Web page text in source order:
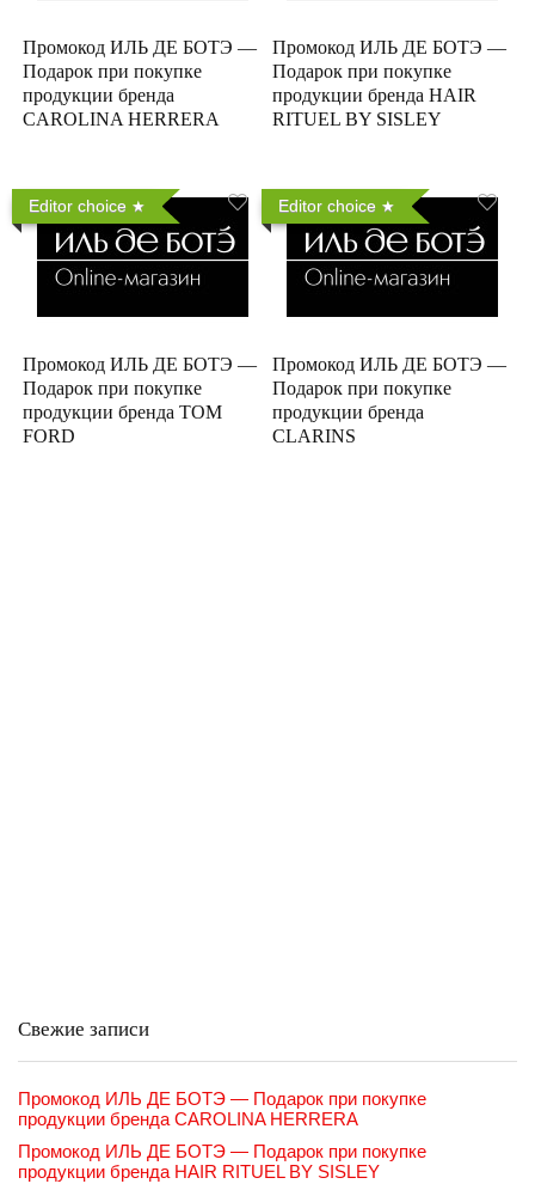
Промокод ИЛЬ ДЕ БОТЭ —
Подарок при покупке
продукции бренда
CAROLINA HERRERA
Промокод ИЛЬ ДЕ БОТЭ —
Подарок при покупке
продукции бренда HAIR
RITUEL BY SISLEY
Editor choice
Промокод ИЛЬ ДЕ БОТЭ —
Подарок при покупке
продукции бренда TOM
FORD
Editor choice
Промокод ИЛЬ ДЕ БОТЭ —
Подарок при покупке
продукции бренда
CLARINS
Свежие записи
Промокод ИЛЬ ДЕ БОТЭ — Подарок при покупке
продукции бренда CAROLINA HERRERA
Промокод ИЛЬ ДЕ БОТЭ — Подарок при покупке
продукции бренда HAIR RITUEL BY SISLEY